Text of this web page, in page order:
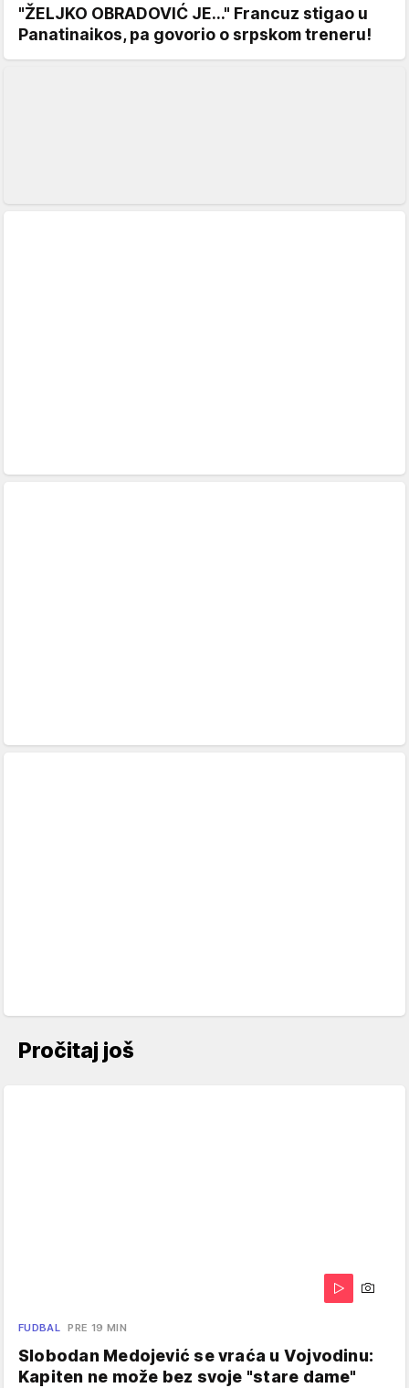
"ŽELJKO OBRADOVIĆ JE..." Francuz stigao u
Panatinaikos, pa govorio o srpskom treneru!
Pročitaj još
FUDBAL PRE 19 MIN
Slobodan Medojević se vraća u Vojvodinu:
Kapiten ne može bez svoje "stare dame"